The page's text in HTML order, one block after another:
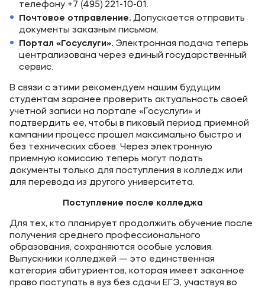
телефону +7 (495) 221-10-01.
Почтовое отправление. Допускается отправить
документы заказным письмом.
Портал «Госуслуги». Электронная подача теперь
централизована через единый государственный
сервис.
В связи с этими рекомендуем нашим будущим
студентам заранее проверить актуальность своей
учетной записи на портале «Госуслуги» и
подтвердить ее, чтобы в пиковый период приемной
кампании процесс прошел максимально быстро и
без технических сбоев. Через электронную
приемную комиссию теперь могут подать
документы только для поступления в колледж или
для перевода из другого университета.
Поступление после колледжа
Для тех, кто планирует продолжить обучение после
получения среднего профессионального
образования, сохраняются особые условия.
Выпускники колледжей — это единственная
категория абитуриентов, которая имеет законное
право поступать в вуз без сдачи ЕГЭ, участвуя во